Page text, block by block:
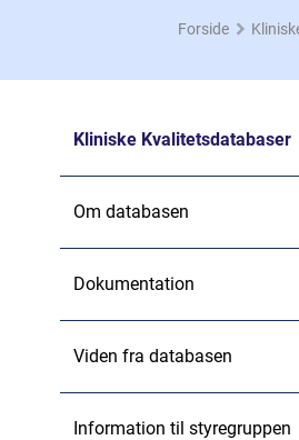
Forside
Kliniske Kvalitetsdatabaser
Om databasen
Dokumentation
Viden fra databasen
Information til styregruppen